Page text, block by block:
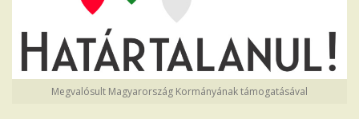
Megvalósult Magyarország Kormányának támogatásával